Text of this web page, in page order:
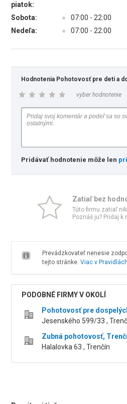
piatok:
Sobota: ●
07:00 - 22:00
Nedeľa:
● 07:00 - 22:00
Hodnotenia Pohotovosť pre deti a
vyber hodnotenie
Pridávať hodnotenie môže len
Zatiaľ bez
Túto firmu zatiaľ
Poznáš ju? Pridaj
Prevádzkovateľ nenesie
tejto stránke. Viac v Pravidlách
PODOBNÉ FIRMY V OKOLÍ
Pohotovosť pre
Jesenského 599/33 ,
Zubná pohotovosť,
Halalovka 63 , Trenčín